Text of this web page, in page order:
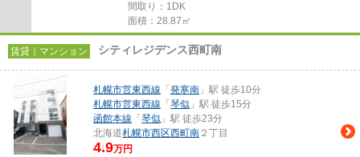
間取り：1DK
面積：28.87㎡
賃貸｜マンション シティレジデンス西町南
札幌市営東西線 「 発寒南 」駅 徒歩10分
札幌市営東西線 「 琴似 」駅 徒歩15分
函館本線 「 琴似 」駅 徒歩23分
北海道札幌市西区西町南 ２丁目
4.9万円